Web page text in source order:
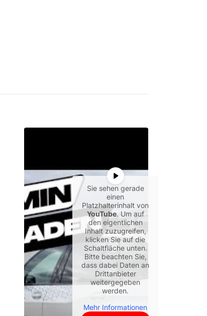
Sie sehen gerade
einen
Platzhalterinhalt von
YouTube. Um auf
den eigentlichen
Inhalt zuzugreifen,
klicken Sie auf die
Schaltfläche unten.
Bitte beachten Sie,
dass dabei Daten an
Drittanbieter
weitergegeben
werden.
Mehr Informationen